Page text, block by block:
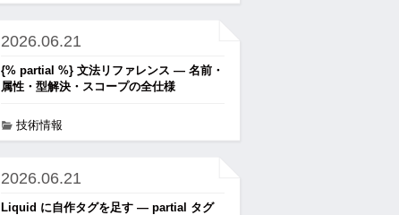
2026.06.21
{% partial %} 文法リファレンス ― 名前・
属性・型解決・スコープの全仕様
技術情報
2026.06.21
Liquid に自作タグを足す ― partial タグ